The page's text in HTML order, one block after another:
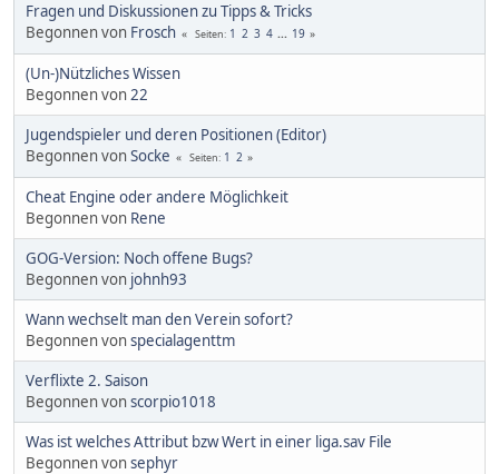
Fragen und Diskussionen zu Tipps & Tricks
Begonnen von Frosch Seiten 1 2 3 4 ... 19
(Un-)Nützliches Wissen
Begonnen von22
Jugendspieler und deren Positionen (Editor)
Begonnen vonSocke Seiten 1 2
Cheat Engine oder andere Möglichkeit
Begonnen von Rene
GOG-Version: Noch offene Bugs?
Begonnen von johnh93
Wann wechselt man den Verein sofort?
Begonnen vonspecialagenttm
Verflixte 2. Saison
Begonnen vonscorpio1018
Was ist welches Attribut bzw Wert in einer liga.sav File
Begonnen vonsephyr